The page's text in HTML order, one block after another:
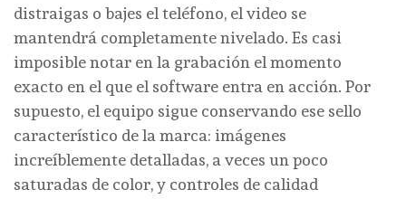
distraigas o bajes el teléfono, el video se
mantendrá completamente nivelado. Es casi
imposible notar en la grabación el momento
exacto en el que el software entra en acción. Por
supuesto, el equipo sigue conservando ese sello
característico de la marca: imágenes
increíblemente detalladas, a veces un poco
saturadas de color, y controles de calidad